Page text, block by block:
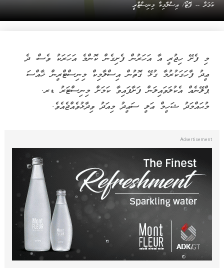
ކަމަށް -- ފޮޓޯ/ އިސްލާމިކް މިނިސްޓްރީ
މި ފެށޭ ހިޖުރީ އާ އަހަރުން ފެށިގެން ކޮންމެ އަހަރަކު ވެސް، ދެ
ޢީދު ފާހަގަކުރުމާ ގުޅޭ ގޮތުން އިސްލާމިކް މިނިސްޓްރީން ޚާއްސަ
ޕްލޭނެއް އެކުލަވައިލަން ފަށާފައިވާ ކަމަށް މިނިސްޓަރު ޑރ.
މުޙައްމަދު ޝަހީމް ޢަލީ ސަޢީދު މިއަދު ވިދާޅުވެއްޖެއެވެ.